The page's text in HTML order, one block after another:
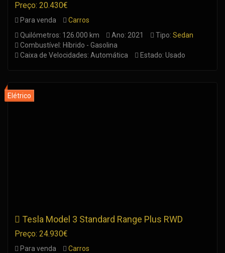
Preço: 20.430€
Para venda
Carros
Quilómetros: 126.000 km
Ano: 2021 Tipo: Sedan
Combustível: Híbrido - Gasolina
Caixa de Velocidades: Automática
Estado: Usado
Tesla Model 3 Standard Range Plus RWD
Preço: 24.930€
Para venda
Carros